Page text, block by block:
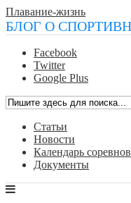
Плавание-жизнь
БЛОГ О
Facebook
Twitter
Google Plus
Статьи
Новости
Календарь
Документы